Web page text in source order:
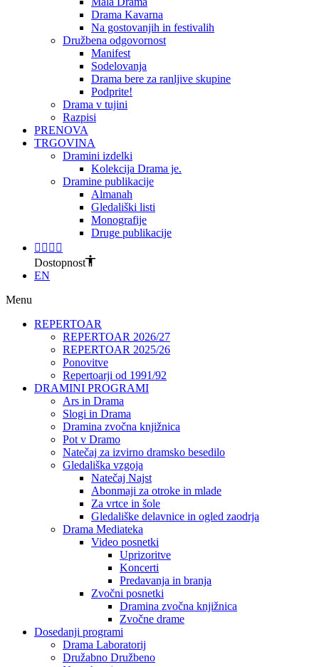
Drama Kavarna
Na gostovanjih in festivalih
Družbena odgovornost
Manifest
Sodelovanja
Drama bere za ranljive skupine
Podprite!
Drama v tujini
Razpisi
PRENOVA
TRGOVINA
Dramini izdelki
Kolekcija Drama je.
Dramine publikacije
Almanah
Gledališki listi
Monografije
Druge publikacije
Dostopnost
EN
Menu
REPERTOAR
REPERTOAR 2026/27
REPERTOAR 2025/26
Ponovitve
Repertoarji od 1991/92
DRAMINI PROGRAMI
Ars in Drama
Slogi in Drama
Dramina zvočna knjižnica
Pot v Dramo
Natečaj za izvirno dramsko besedilo
Gledališka vzgoja
Natečaj Najst
Abonmaji za otroke in mlade
Za vrtce in šole
Gledališke delavnice in ogled zaodrja
Drama Mediateka
Video posnetki
Uprizoritve
Koncerti
Predavanja in branja
Zvočni posnetki
Dramina zvočna knjižnica
Zvočne drame
Dosedanji programi
Drama Laboratorij
Družabno Družbeno